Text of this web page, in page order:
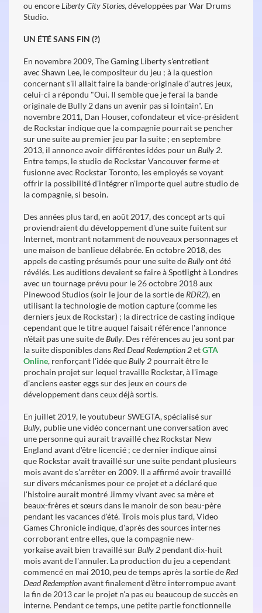
ou encoreLiberty City Stories, développées par War Drums
Studio.
UN ÉTÉ SANS FIN (?)
En novembre 2009, The Gaming Liberty s'entretient
avec Shawn Lee, le compositeur du jeu ; à la question
concernant s'il allait faire la bande-originale d'autres jeux,
celui-ci a répondu "Oui. Il semble que je ferai la bande
originale de Bully 2 dans un avenir pas si lointain". En
novembre 2011, Dan Houser, cofondateur et vice-président
de Rockstar indique que la compagnie pourrait se pencher
sur une suite au premier jeu par la suite ; en septembre
2013, il annonce avoir différentes idées pour un Bully 2.
Entre temps, le studio de Rockstar Vancouver ferme et
fusionne avec Rockstar Toronto, les employés se voyant
offrir la possibilité d'intégrer n'importe quel autre studio de
la compagnie, si besoin.
Des années plus tard, en août 2017, des concept arts qui
proviendraient du développement d'une suite fuitent sur
Internet, montrant notamment de nouveaux personnages et
une maison de banlieue délabrée. En octobre 2018, des
appels de casting présumés pour une suite deBullyont été
révélés. Les auditions devaient se faire à Spotlight à Londres
avec un tournage prévu pour le 26 octobre 2018 aux
Pinewood Studios (soir le jour de la sortie de RDR2), en
utilisant la technologie de motion capture (comme les
derniers jeux de Rockstar) ; la directrice de casting indique
cependant que le titre auquel faisait référence l'annonce
n'était pas une suite deBully. Des références au jeu sont par
la suite disponibles dans Red Dead Redemption 2etGTA
Online, renforçant l'idée queBully 2 pourrait être le
prochain projet sur lequel travaille Rockstar, à l'image
d'anciens easter eggs sur des jeux en cours de
développement dans ceux déjà sortis.
En juillet 2019, le youtubeur SWEGTA, spécialisé sur
Bully, publie une vidéo concernant une conversation avec
une personne qui aurait travaillé chez Rockstar New
England avant d'être licencié ; ce dernier indique ainsi
que Rockstar avait travaillé sur une suite pendant plusieurs
mois avant de s'arrêter en 2009. Il a affirmé avoir travaillé
sur divers mécanismes pour ce projet et a déclaré que
l'histoire aurait montré Jimmy vivant avec sa mère et
beaux-frères et sœurs dans le manoir de son beau-père
pendant les vacances d'été. Trois mois plus tard, Video
Games Chronicle indique, d'après des sources internes
corroborant entre elles, que la compagnie new-
yorkaise avait bien travaillé surBully 2 pendant dix-huit
mois avant de l'annuler. La production du jeu a cependant
commencé en mai 2010, peu de temps après la sortie de Red
Dead Redemptionavant finalement d'être interrompue avant
la fin de 2013 car le projet n'a pas eu beaucoup de succès en
interne. Pendant ce temps, une petite partie fonctionnelle